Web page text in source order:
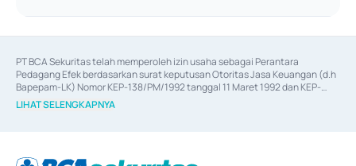
PT BCA Sekuritas telah memperoleh izin usaha sebagai Perantara
Pedagang Efek berdasarkan surat keputusan Otoritas Jasa Keuangan (d.h
Bapepam-LK) Nomor KEP-138/PM/1992 tanggal 11 Maret 1992 dan KEP-
06/D.04/2014 tanggal 28 Februari 2014, izin usaha sebagai Penjamin Emisi
Efek berdasarkan surat keputusan Otoritas Jasa Keuangan Nomor KEP-
berdasarkan surat keputusan Otoritas Jasa Keuangan Nomor S-
LIHAT SELENGKAPNYA